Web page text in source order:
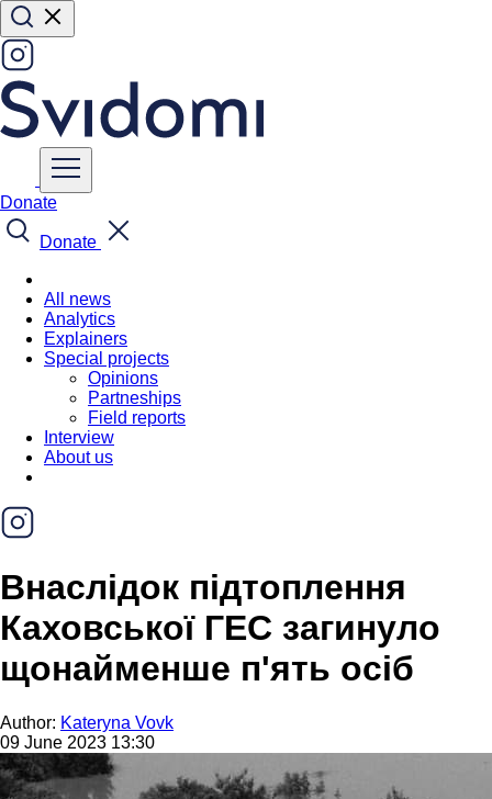
Donate
Donate
All news
Analytics
Explainers
Special projects
Opinions
Partneships
Field reports
Interview
About us
Внаслідок підтоплення
Каховської ГЕС загинуло
щонайменше п'ять осіб
Author: Kateryna Vovk
09 June 2023 13:30